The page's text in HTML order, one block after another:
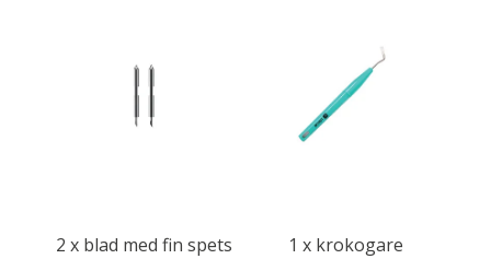
2 x blad med fin spets 1 x krokogare